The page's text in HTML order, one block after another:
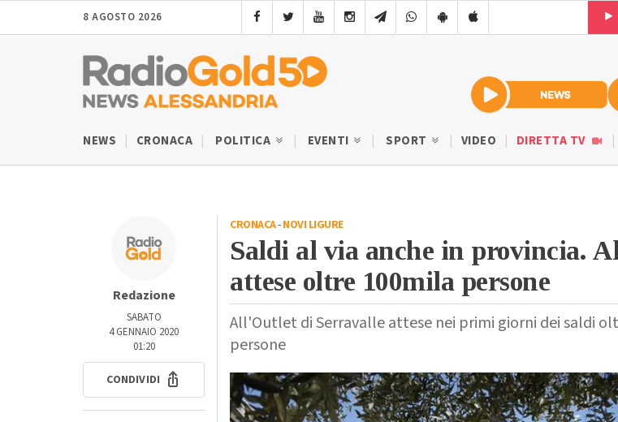
8 AGOSTO 2026
NEWS CRONACA POLITICA EVENTI SPORT VIDEO DIRETTA TV
Redazione
SABATO
4 GENNAIO 2020
01:20
CONDIVIDI
CRONACA-NOVI LIGURE
Saldi al via anche in provincia.
attese oltre 100mila persone
All'Outlet di Serravalle attese nei primi giorni dei saldi
persone